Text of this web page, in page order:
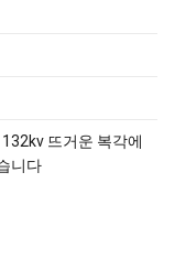
뜨거운 복각에
니다